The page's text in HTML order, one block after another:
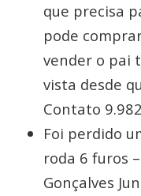
que precisa
pode
vender o pai
vista desde
Contato
Foi perdido
roda 6 furos
Gonçalves